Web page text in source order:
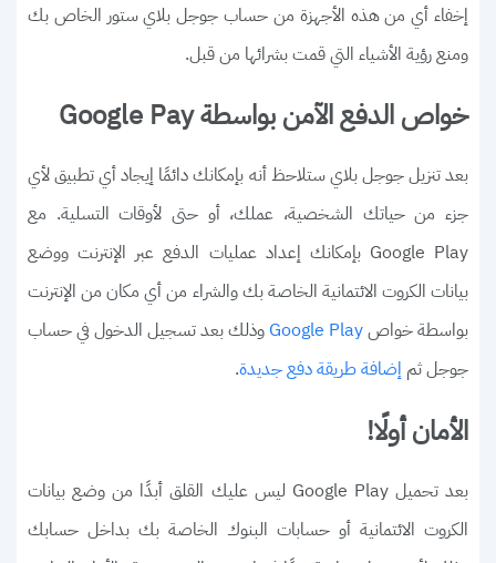
إخفاء أي من هذه الأجهزة من حساب جوجل بلاي ستور الخاص بك
ومنع رؤية الأشياء التي قمت بشرائها من قبل.
خواص الدفع الآمن بواسطة Google Pay
بعد تنزيل جوجل بلاي ستلاحظ أنه بإمكانك دائمًا إيجاد أي تطبيق لأي
جزء من حياتك الشخصية، عملك، أو حتى لأوقات التسلية. مع
Google Play بإمكانك إعداد عمليات الدفع عبر الإنترنت ووضع
بيانات الكروت الائتمانية الخاصة بك والشراء من أي مكان من الإنترنت
بواسطة خواصGoogle Play وذلك بعد تسجيل الدخول في حساب
جوجل ثم إضافة طريقة دفع جديدة.
الأمان أولًا!
بعد تحميل Google Play ليس عليك القلق أبدًا من وضع بيانات
الكروت الائتمانية أو حسابات البنوك الخاصة بك بداخل حسابك